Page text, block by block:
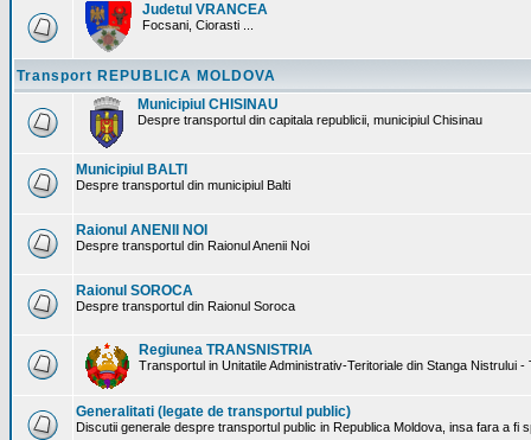
Judetul VRANCEA
Focsani, Ciorasti ...
Transport REPUBLICA MOLDOVA
Municipiul CHISINAU
Despre transportul din capitala republicii, municipiul Chisinau
Municipiul BALTI
Despre transportul din municipiul Balti
Raionul ANENII NOI
Despre transportul din Raionul Anenii Noi
Raionul SOROCA
Despre transportul din Raionul Soroca
Regiunea TRANSNISTRIA
Transportul in Unitatile Administrativ-Teritoriale din Stanga Nistrului -
Generalitati (legate de transportul public)
Discutii generale despre transportul public in Republica Moldova, insa fara a fi